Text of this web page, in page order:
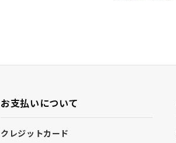
お支払いについて
クレジットカード